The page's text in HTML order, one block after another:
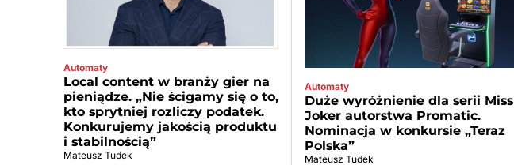
Automaty
Local content w branży gier na
pieniądze. „Nie ścigamy się o to,
kto sprytniej rozliczy podatek.
Konkurujemy jakością produktu
i stabilnością”
Mateusz Tudek
Automaty
Duże wyróżnienie dla serii Miss
Joker autorstwa Promatic.
Nominacja w konkursie „Teraz
Polska”
Mateusz Tudek